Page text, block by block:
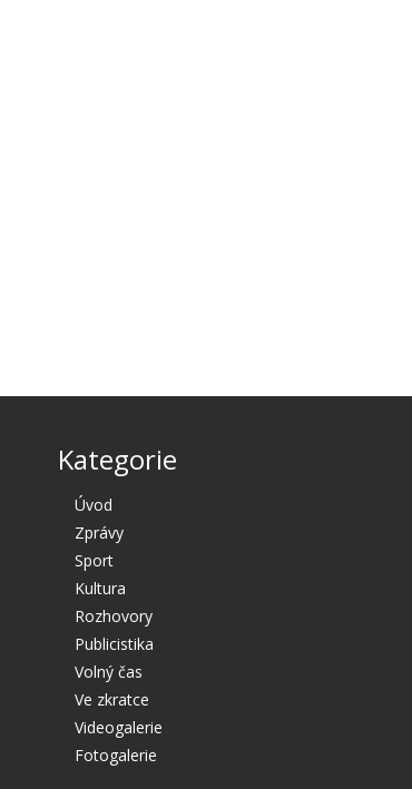
Kategorie
Úvod
Zprávy
Sport
Kultura
Rozhovory
Publicistika
Volný čas
Ve zkratce
Videogalerie
Fotogalerie